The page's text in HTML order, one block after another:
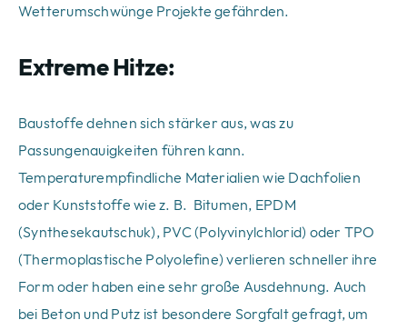
Wetterumschwünge Projekte gefährden.
Extreme Hitze:
Baustoffe dehnen sich stärker aus, was zu
Passungenauigkeiten führen kann.
Temperaturempfindliche Materialien wie Dachfolien
oder Kunststoffe wie z. B. Bitumen, EPDM
(Synthesekautschuk), PVC (Polyvinylchlorid) oder TPO
(Thermoplastische Polyolefine) verlieren schneller ihre
Form oder haben eine sehr große Ausdehnung. Auch
bei Beton und Putz ist besondere Sorgfalt gefragt, um